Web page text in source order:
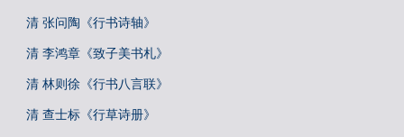
清 张问陶《行书诗轴》
清 李鸿章《致子美书札》
清 林则徐《行书八言联》
清 查士标《行草诗册》